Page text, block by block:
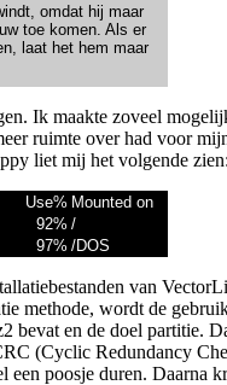
omdat hij maar
toe komen. Als er
laat het hem maar
Ik maakte zoveel
ruimte over had voor
liet mij het volgende zien:
Use% Mounted on
92% /
97% /DOS
van
methode, wordt de
en de doel partitie.
(Cyclic Redundancy
poosje duren. Daarna